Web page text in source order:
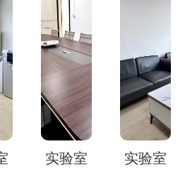
实验室 实验室 实